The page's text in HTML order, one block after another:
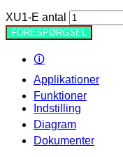
XU1-E antal
FORESPØRGSEL
🛈
Applikationer
Funktioner
Indstilling
Diagram
Dokumenter